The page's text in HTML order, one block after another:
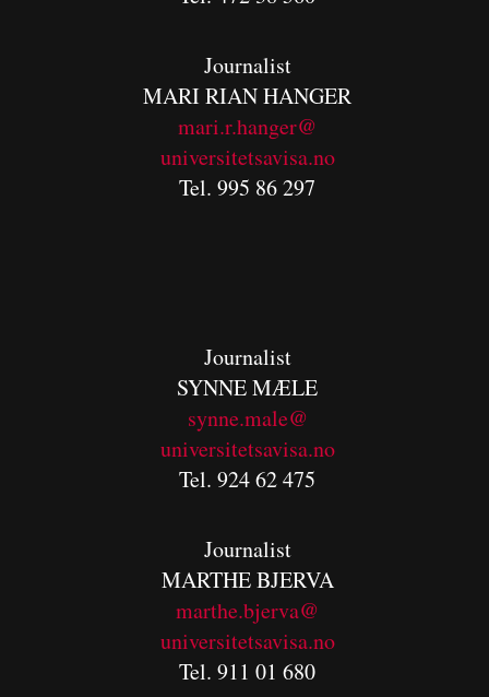
Journalist
MARI RIAN HANGER
mari.r.hanger@
universitetsavisa.no
Tel. 995 86 297
Journalist
SYNNE MÆLE
synne.male@
universitetsavisa.no
Tel. 924 62 475
Journalist
MARTHE BJERVA
marthe.bjerva@
universitetsavisa.no
Tel. 911 01 680